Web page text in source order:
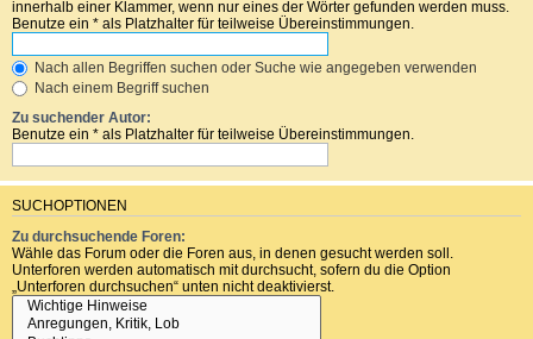
innerhalb einer Klammer, wenn nur eines der Wörter gefunden werden muss.
Benutze ein * als Platzhalter für teilweise Übereinstimmungen.
Nach allen Begriffen suchen oder Suche wie angegeben verwenden
Nach einem Begriff suchen
Zu suchender Autor:
Benutze ein * als Platzhalter für teilweise Übereinstimmungen.
SUCHOPTIONEN
Zu durchsuchende Foren:
Wähle das Forum oder die Foren aus, in denen gesucht werden soll.
Unterforen werden automatisch mit durchsucht, sofern du die Option
„Unterforen durchsuchen“ unten nicht deaktivierst.